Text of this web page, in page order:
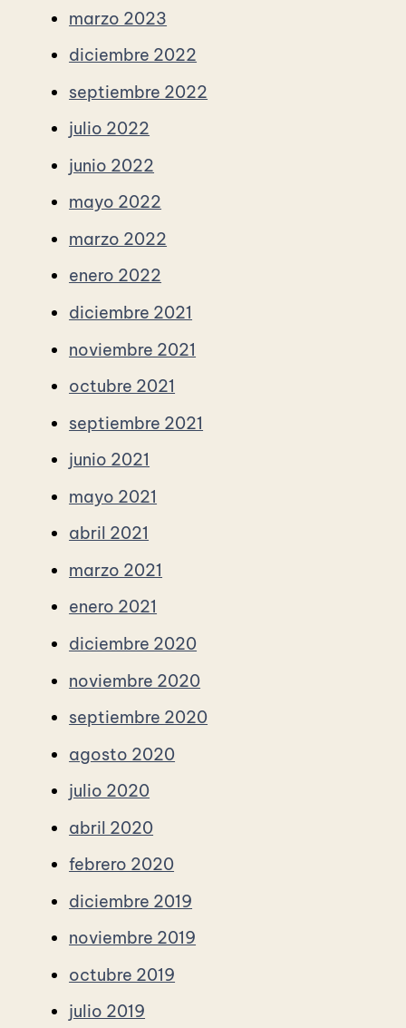
marzo 2023
diciembre 2022
septiembre 2022
julio 2022
junio 2022
mayo 2022
marzo 2022
enero 2022
diciembre 2021
noviembre 2021
octubre 2021
septiembre 2021
junio 2021
mayo 2021
abril 2021
marzo 2021
enero 2021
diciembre 2020
noviembre 2020
septiembre 2020
agosto 2020
julio 2020
abril 2020
febrero 2020
diciembre 2019
noviembre 2019
octubre 2019
julio 2019